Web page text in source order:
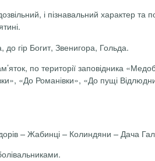
і пізнавальний характер
гір Богит, Звенигора, Гольда.
по території заповідника
«До Романівки», «До пущі
– Жабинці – Колиндяни – Дача